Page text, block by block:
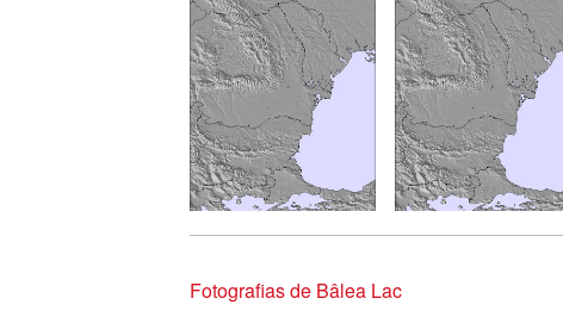
Fotografias de Bâlea Lac